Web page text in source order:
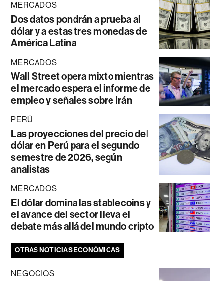
MERCADOS
Dos datos pondrán a prueba al
dólar y a estas tres monedas de
América Latina
MERCADOS
Wall Street opera mixto mientras
el mercado espera el informe de
empleo y señales sobre Irán
PERÚ
Las proyecciones del precio del
dólar en Perú para el segundo
semestre de 2026, según
analistas
MERCADOS
El dólar domina las stablecoins y
el avance del sector lleva el
debate más allá del mundo cripto
OTRAS NOTICIAS ECONÓMICAS
NEGOCIOS